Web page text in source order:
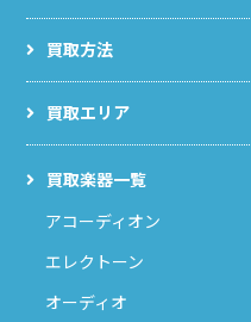
買取方法
買取エリア
買取楽器一覧
アコーディオン
エレクトーン
オーディオ